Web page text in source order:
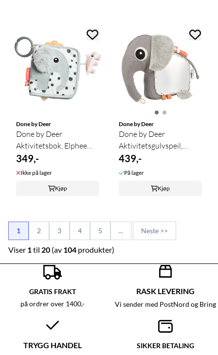
Done by Deer
Done by Deer
Aktivitetsbok, Elphee
Grey
349,-
Ikke på lager
Kjøp
Done by Deer
Done by Deer
Aktivitetsgulvspeil,
Elphee Grå
439,-
På lager
Kjøp
1 2 3 4 5 ... Neste >>
Viser 1til 20(av 104produkter)
GRATIS FRAKT
på ordrer over 1400,-
RASK LEVERING
Vi sender med PostNord og Bring
TRYGG HANDEL SIKKER BETALING